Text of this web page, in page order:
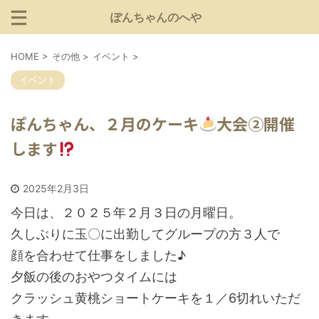
ぽんちゃんのへや
HOME > その他 > イベント >
イベント
ぽんちゃん、２月のケーキ
大会②開催
します
2025年2月3日
今日は、２０２５年２月３日の月曜日。
久しぶりに玉〇に出勤してグループの方３人で
顔を合わせて仕事をしました♪
夕飯の後のおやつタイムには
クラッシュ黄桃ショートケーキを１／6切れいただ